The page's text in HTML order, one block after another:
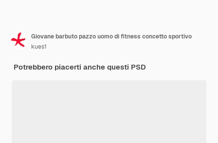
Giovane barbuto pazzo uomo di fitness concetto sportivo
kues1
Potrebbero piacerti anche questi PSD